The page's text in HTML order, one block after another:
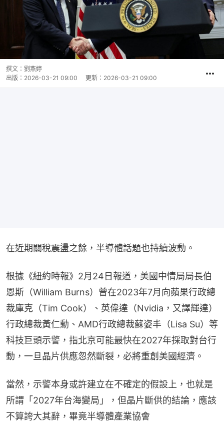
撰文： 劉燕婷
出版： 2026-03-21 09:00 更新： 2026-03-21 09:00
在近期關稅震盪之餘，半導體話題也持續波動。
根據《紐約時報》2月24日報道，美國中情局局長伯
恩斯（William Burns）曾在2023年7月向蘋果行政總
裁庫克（Tim Cook）、英偉達（Nvidia，又譯輝達）
行政總裁黃仁勳、AMD行政總裁蘇姿丰（Lisa Su）等
科技巨頭示警，指北京可能最快在2027年採取對台行
動，一旦晶片供應忽然斷裂，必將重創美國經濟。
當然，示警本身或許建立在不確定的假設上，也就是
所謂「2027年台海變局」，但晶片斷供的結論，應該
不算誇大其辭，畢竟半導體產業協會